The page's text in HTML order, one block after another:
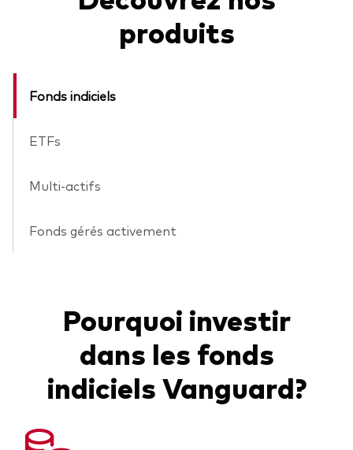
produits
Fonds indiciels
ETFs
Multi-actifs
Fonds gérés activement
Pourquoi investir
dans les fonds
indiciels Vanguard?